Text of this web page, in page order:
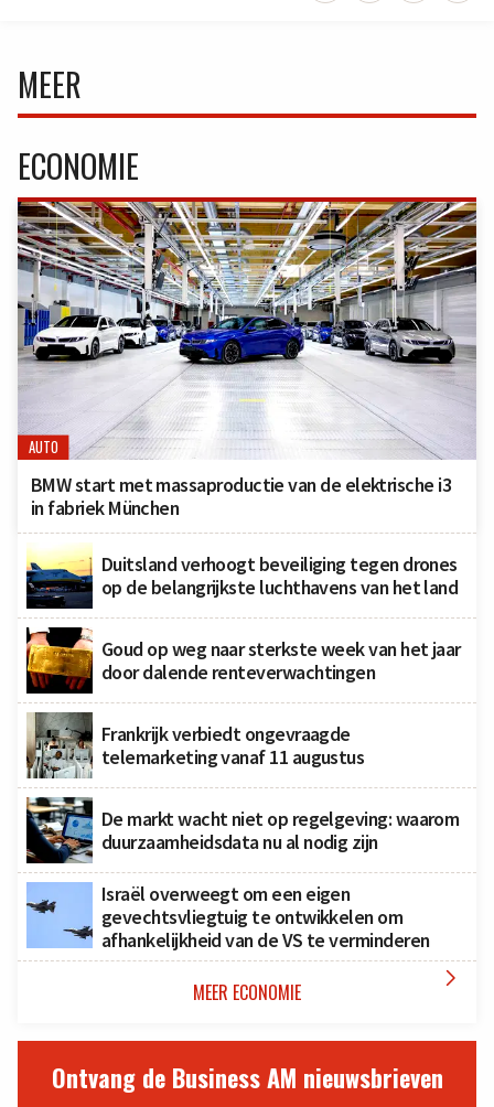
MEER
ECONOMIE
AUTO
BMW start met massaproductie van de elektrische i3
in fabriek München
Duitsland verhoogt beveiliging tegen drones
op de belangrijkste luchthavens van het land
Goud op weg naar sterkste week van het jaar
door dalende renteverwachtingen
Frankrijk verbiedt ongevraagde
telemarketing vanaf 11 augustus
De markt wacht niet op regelgeving: waarom
duurzaamheidsdata nu al nodig zijn
Israël overweegt om een eigen
gevechtsvliegtuig te ontwikkelen om
afhankelijkheid van de VS te verminderen
MEER ECONOMIE 
Ontvang de Business AM nieuwsbrieven